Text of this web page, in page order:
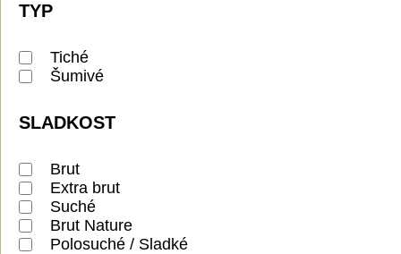
TYP
Tiché
Šumivé
SLADKOST
Brut
Extra brut
Suché
Brut Nature
Polosuché / Sladké